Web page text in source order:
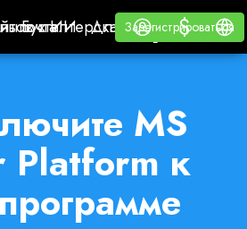
с ИИ
с ИИ
почта
почта
Бухгалтерская программа
Бухгалтерская программа
Для
Для Реселлеров
ВАЙТ ЛЕЙБЛ
Обучение
Обучение
Зарегистрироваться
Зарегистрироваться
Войти $
$
MS
Platform к